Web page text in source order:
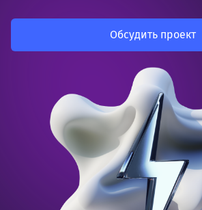
Обсудить проект